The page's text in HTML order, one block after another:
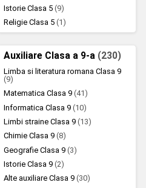
Istorie Clasa 5(9)
Religie Clasa 5(1)
Auxiliare Clasa a 9-a (230)
Limba si literatura romana Clasa 9
(9)
Matematica Clasa 9(41)
Informatica Clasa 9(10)
Limbi straine Clasa 9(13)
Chimie Clasa 9(8)
Geografie Clasa 9(3)
Istorie Clasa 9(2)
Alte auxiliare Clasa 9(30)